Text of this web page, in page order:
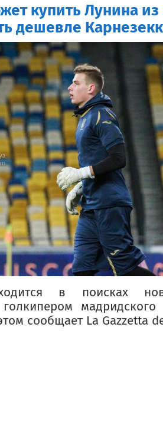
купить Лунина
дешевле
в поисках
голкипером
сообщает La Gazzetta